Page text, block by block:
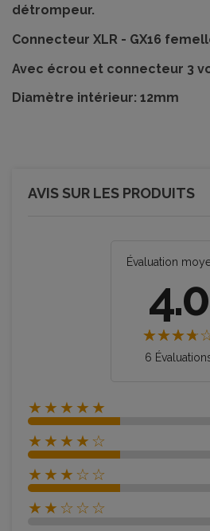
détrompeur.
Connecteur XLR - GX16
Avec écrou et connecteur 3
Diamètre intérieur: 12mm
AVIS SUR LES PRODUITS
Évaluation
4.0
6
★★★★★
★★★★☆
★★★☆☆
★★☆☆☆